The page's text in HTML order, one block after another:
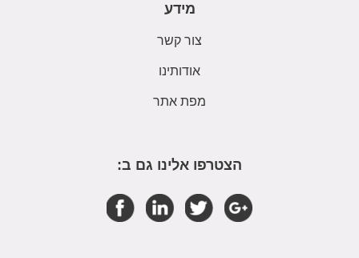
מידע
צור קשר
אודותינו
מפת אתר
הצטרפו אלינו גם ב: